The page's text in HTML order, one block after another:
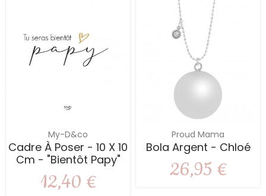
My-D&co
Cadre À Poser - 10 X 10
Cm - "Bientôt Papy"
12,40 €
Proud Mama
Bola Argent - Chloé
26,95 €